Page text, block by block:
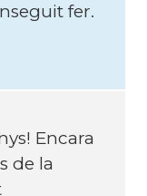
fer.
Encara
de la